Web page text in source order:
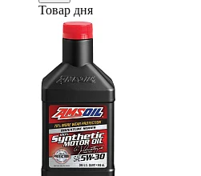
Товар дня